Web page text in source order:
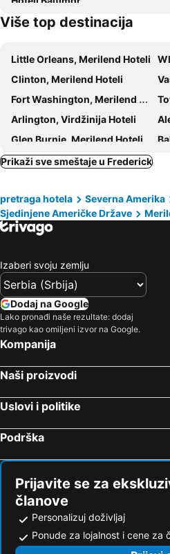
Više top destinacija
Little Orleans, Merilend Hoteli
Clinton, Merilend Hoteli
Fort Washington, Merilend Hoteli
Arlington, Virdžinija Hoteli
Glen Burnie, Merilend Hoteli
Njujork, Njujork Hoteli
Las Vegas, Nevada Hoteli
Kailua-Kona, Havaji Hoteli
Lahaina, Havaji Hoteli
Prikaži sve smeštaje u Frederick
pretraga hotela
Severna Amerika
Sjedinjene Američke Države
Izaberi svoju zemlju
Dodaj na Google
Lako pronađi naše rezultate: dodaj
trivago kao omiljeni izvor na Google.
Kompanija
Naši proizvodi
Uslovi i politike
Podrška
Prijavite se za
članove
Personalizuj doživljaj
Ponude za lojalnost i cene za